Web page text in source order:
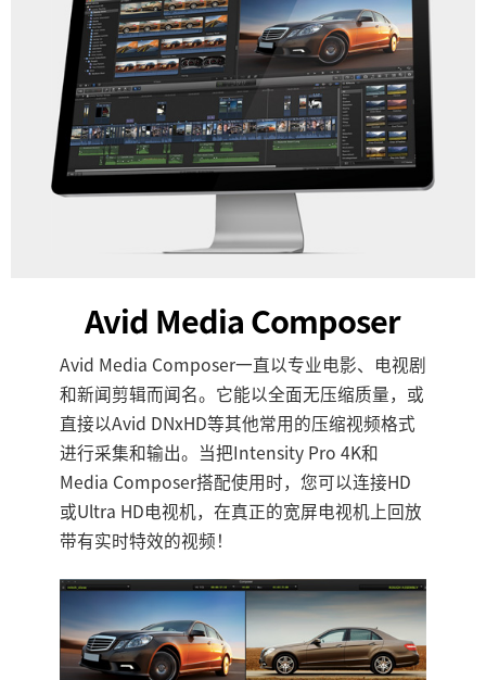
Avid Media Composer
Avid Media Composer一直以专业电影、电视剧
和新闻剪辑而闻名。它能以全面无压缩质量，或
直接以Avid DNxHD等其他常用的压缩视频格式
进行采集和输出。当把Intensity Pro 4K和
Media Composer搭配使用时，您可以连接HD
或Ultra HD电视机，在真正的宽屏电视机上回放
带有实时特效的视频！